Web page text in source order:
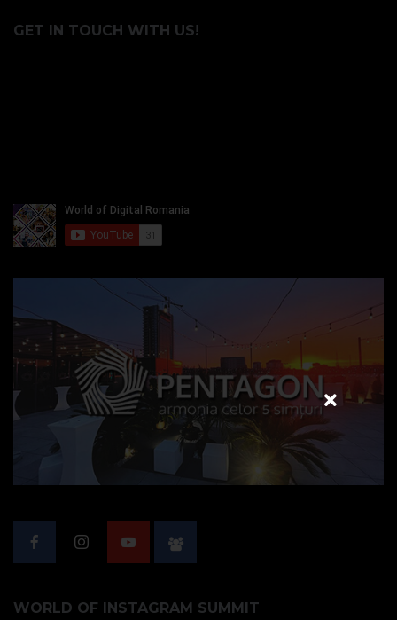
GET IN TOUCH WITH US!
WORLD OF INSTAGRAM SUMMIT